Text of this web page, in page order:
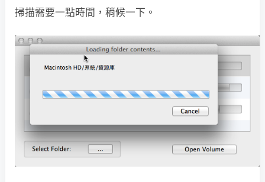
掃描需要一點時間，稍候一下。